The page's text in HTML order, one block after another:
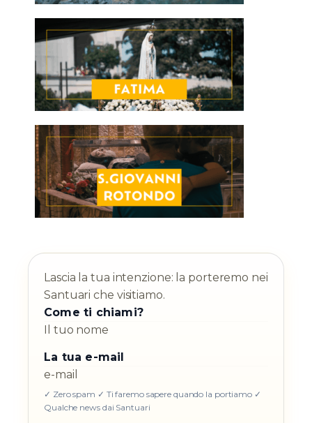
Lascia la tua intenzione: la porteremo nei
Santuari che visitiamo.
Come ti chiami?
La tua e-mail
✓ Zero spam ✓ Ti faremo sapere quando la portiamo ✓
Qualche news dai Santuari